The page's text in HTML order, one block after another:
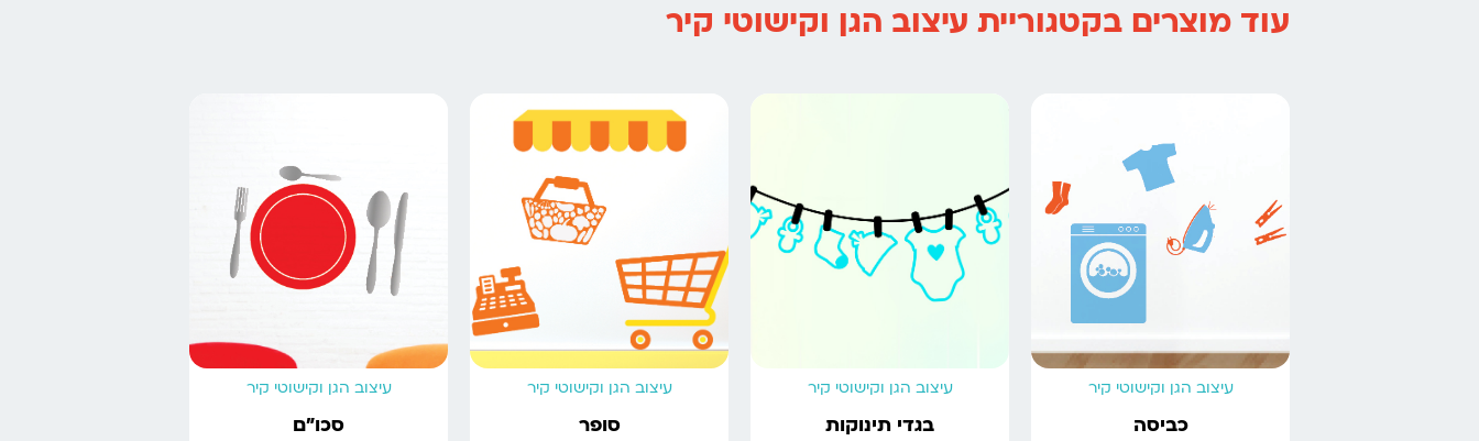
עוד מוצרים בקטגוריית עיצוב הגן וקישוטי קיר
עיצוב הגן וקישוטי קיר
כביסה
עיצוב הגן וקישוטי קיר
בגדי תינוקות
עיצוב הגן וקישוטי קיר
סופר
עיצוב הגן וקישוטי קיר
סכו”ם